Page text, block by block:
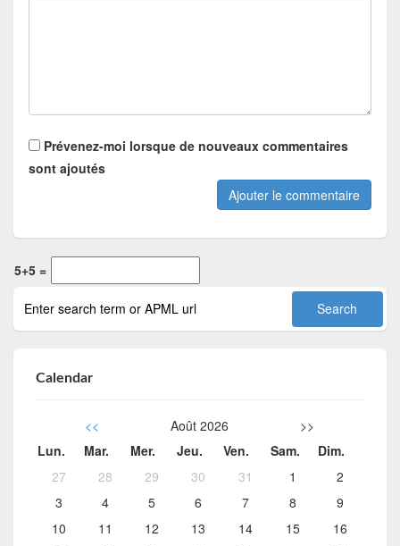
Prévenez-moi lorsque de nouveaux commentaires
sont ajoutés
5+5 =
Calendar
<< Août 2026
>>
Lun.
Mar. Mer. Jeu. Ven. Sam.
Dim.
27
28 29 30 31 1
2
3
4 5 6 7 8
9
10
11 12 13 14 15
16